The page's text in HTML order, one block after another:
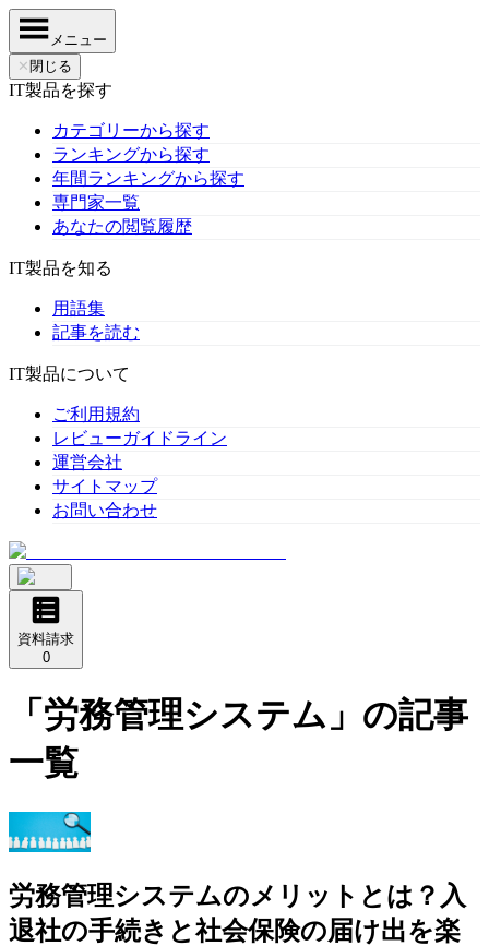
メニュー
✕ 閉じる
IT製品を探す
カテゴリーから探す
ランキングから探す
年間ランキングから探す
専門家一覧
あなたの閲覧履歴
IT製品を知る
用語集
記事を読む
IT製品について
ご利用規約
レビューガイドライン
運営会社
サイトマップ
お問い合わせ
資料請求
0
「 労務管理システム 」の記事
一覧
労務管理システムのメリットとは？入
退社の手続きと社会保険の届け出を楽